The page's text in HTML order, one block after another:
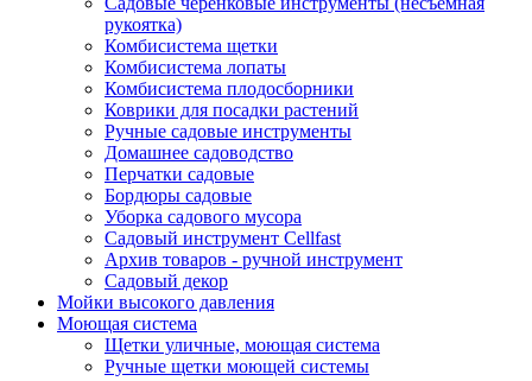
рукоятка)
Комбисистема щетки
Комбисистема лопаты
Комбисистема плодосборники
Коврики для посадки растений
Ручные садовые инструменты
Домашнее садоводство
Перчатки садовые
Бордюры садовые
Уборка садового мусора
Садовый инструмент Cellfast
Архив товаров - ручной инструмент
Садовый декор
Мойки высокого давления
Моющая система
Щетки уличные, моющая система
Ручные щетки моющей системы